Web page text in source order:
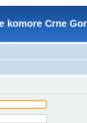
komore Crne